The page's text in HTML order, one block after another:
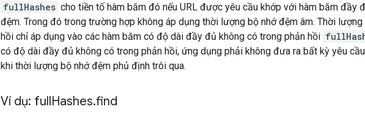
fullHashes cho tiền tố hàm băm đó nếu URL được yêu cầu khớp với hàm băm đầy
đệm. Trong đó trong trường hợp không áp dụng thời lượng bộ nhớ đệm âm. Thời
hồi chỉ áp dụng vào các hàm băm có độ dài đầy đủ không có trong phản hồi
có độ dài đầy đủ không có trong phản hồi, ứng dụng phải không đưa ra bất kỳ yêu cầu
khi thời lượng bộ nhớ đệm phủ định trôi qua.
Ví dụ: fullHashes.find